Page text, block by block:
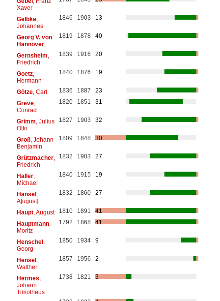
Xaver
Gelbke,
Johannes
1846 1903 13
Georg V. von
Hannover,
1819 1878 40
Gernsheim
Friedrich
1839 1916 20
Goetz,
Hermann
1840 1876 19
Götze, Carl 1836 1887
23
Greve,
Conrad
1820 1851 31
Grimm , Julius
Otto
1827 1903 32
Groß, Johann
Benjamin
1809 1848 30
Grützmacher,
Friedrich
1832 1903 27
Haller,
Michael
1840 1915 19
Hänsel,
A[ugust]
1832 1860 27
Haupt, August 1810 1891
41
Hauptmann,
Moritz
1792 1868 41
Henschel,
Georg
1850 1934 9
Hensel,
Walther
1857 1956 2
Hermes
Johann
Timotheus
1738 1821 3